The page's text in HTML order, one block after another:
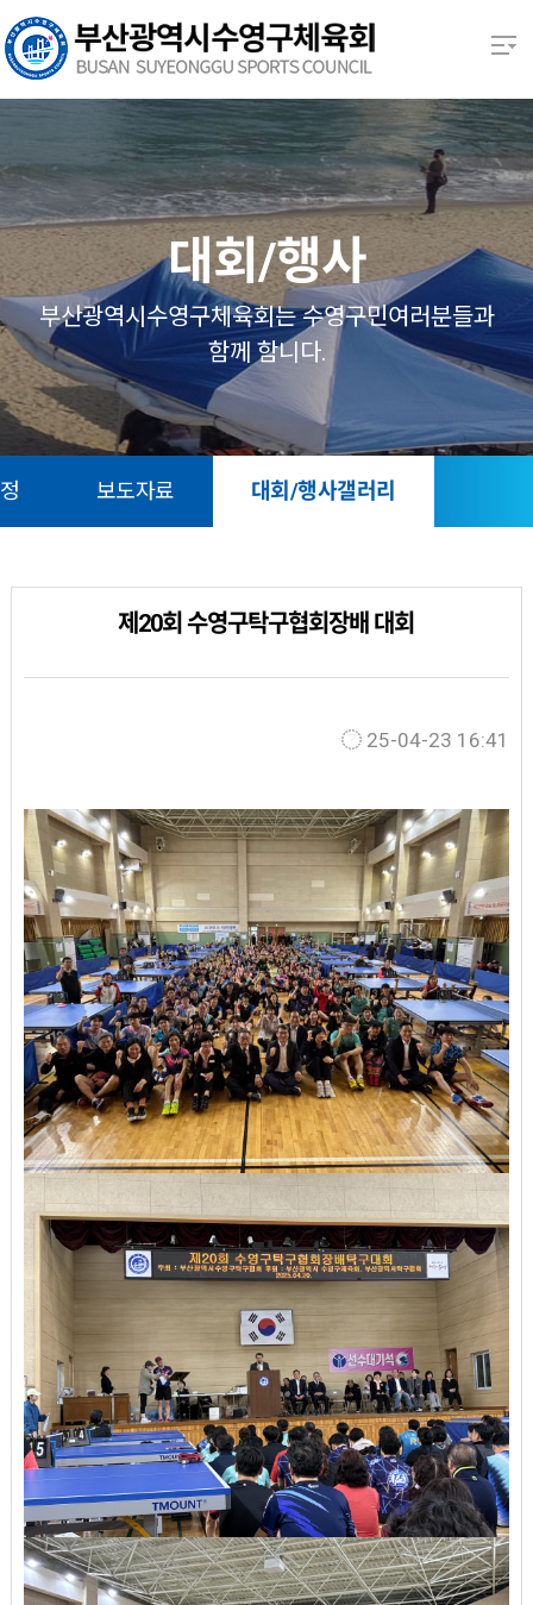
본문 바로가기
열기
열기
열기
열기
열기
대회/행사
부산광역시수영구체육회는 수영구민여러분들과
함께 함니다.
보도자료 대회/행사갤러리
제20회 수영구탁구협회장배 대회
25-04-23 16:41